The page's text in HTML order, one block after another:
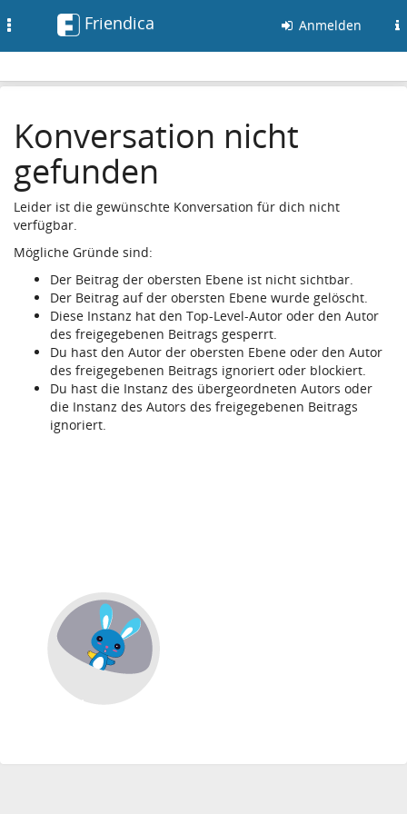
Friendica Anmelden
Konversation nicht
gefunden
Leider ist die gewünschte Konversation für dich nicht
verfügbar.
Mögliche Gründe sind:
Der Beitrag der obersten Ebene ist nicht sichtbar.
Der Beitrag auf der obersten Ebene wurde gelöscht.
Diese Instanz hat den Top-Level-Autor oder den Autor
des freigegebenen Beitrags gesperrt.
Du hast den Autor der obersten Ebene oder den Autor
des freigegebenen Beitrags ignoriert oder blockiert.
Du hast die Instanz des übergeordneten Autors oder
die Instanz des Autors des freigegebenen Beitrags
ignoriert.